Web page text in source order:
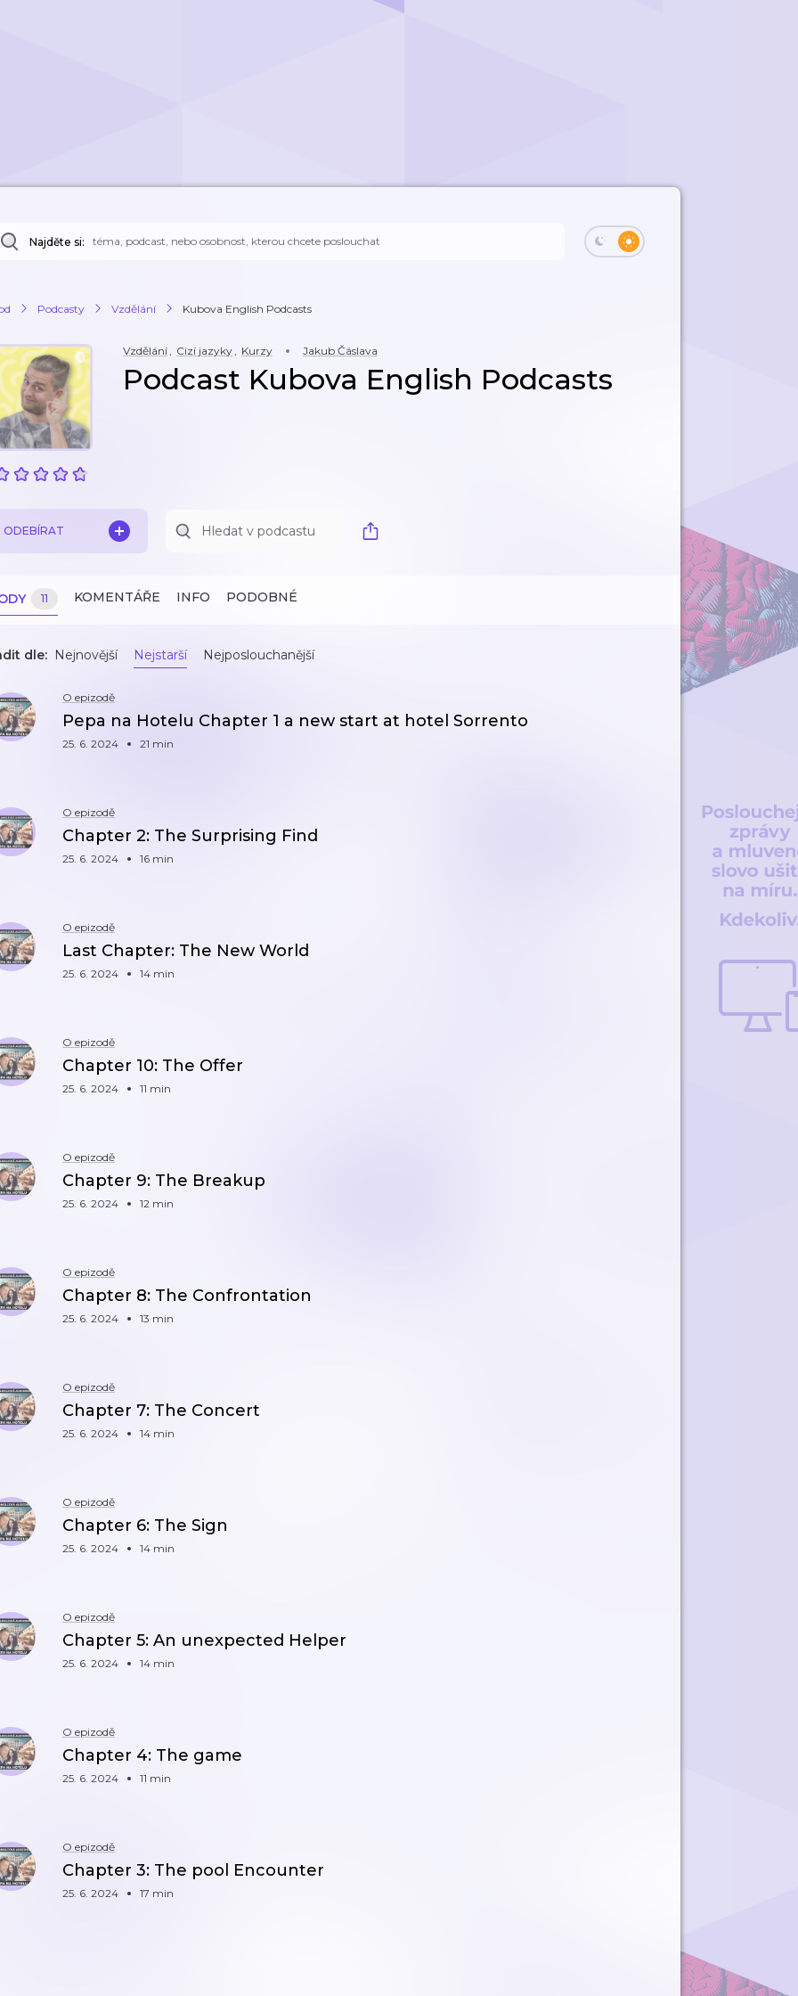
Najděte si:
Podcasty Vzdělání Kubova English Podcasts
Vzdělání, Cizí jazyky, Kurzy Jakub Čáslava
Podcast Kubova English Podcasts
ODEBÍRAT
11 KOMENTÁŘE INFO PODOBNÉ
dle: Nejnovější Nejstarší Nejposlouchanější
O epizodě
Pepa na Hotelu Chapter 1 a new start at hotel Sorrento
25. 6. 2024 21 min
O epizodě
Chapter 2: The Surprising Find
25. 6. 2024 16 min
O epizodě
Last Chapter: The New World
25. 6. 2024 14 min
O epizodě
Chapter 10: The Offer
25. 6. 2024 11 min
O epizodě
Chapter 9: The Breakup
25. 6. 2024 12 min
O epizodě
Chapter 8: The Confrontation
25. 6. 2024 13 min
O epizodě
Chapter 7: The Concert
25. 6. 2024 14 min
O epizodě
Chapter 6: The Sign
25. 6. 2024 14 min
O epizodě
Chapter 5: An unexpected Helper
25. 6. 2024 14 min
O epizodě
Chapter 4: The game
25. 6. 2024 11 min
O epizodě
Chapter 3: The pool Encounter
25. 6. 2024 17 min